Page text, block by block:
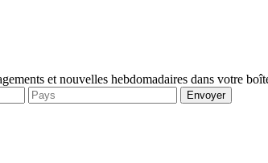
et nouvelles hebdomadaires dans votre
Envoyer